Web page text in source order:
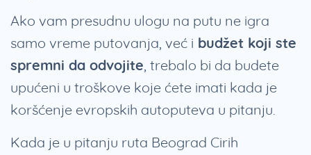
Ako vam presudnu ulogu na putu ne igra
samo vreme putovanja, već i budžet koji ste
spremni da odvojite , trebalo bi da budete
upućeni u troškove koje ćete imati kada je
koršćenje evropskih autoputeva u pitanju.
Kada je u pitanju ruta Beograd Cirih